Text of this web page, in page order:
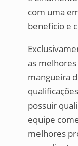
com uma
benefício e
as
mangueira
possuir
equipe
melhores